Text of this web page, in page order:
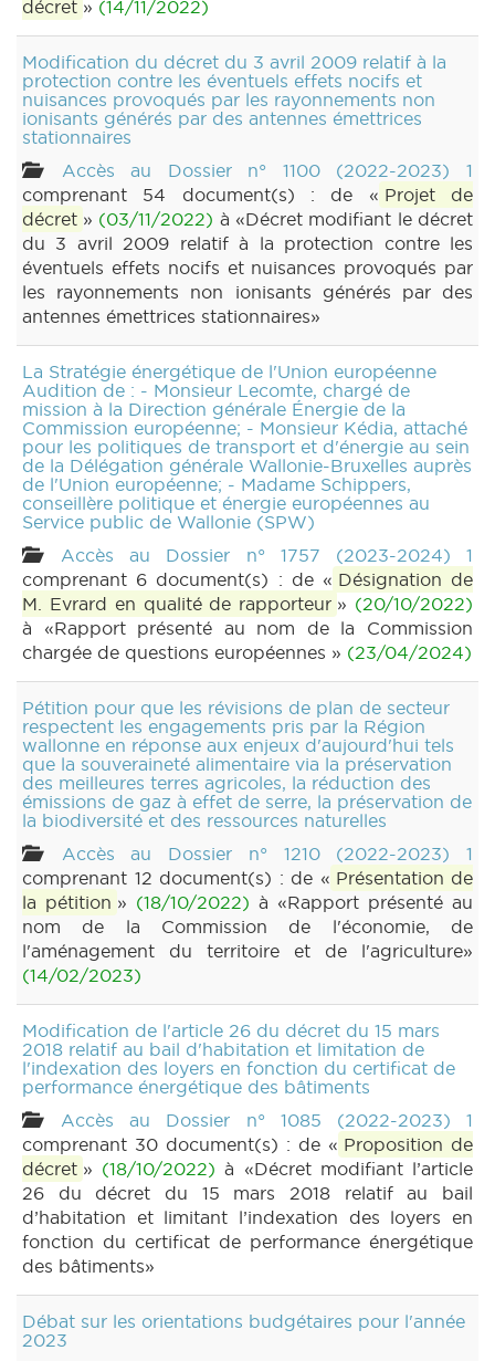
décret » (14/11/2022)
Modification du décret du 3 avril 2009 relatif à la
protection contre les éventuels effets nocifs et
nuisances provoqués par les rayonnements non
ionisants générés par des antennes émettrices
stationnaires
Accès au Dossier n° 1100 (2022-2023) 1
comprenant 54 document(s) : de « Projet de
décret » (03/11/2022) à «Décret modifiant le décret
du 3 avril 2009 relatif à la protection contre les
éventuels effets nocifs et nuisances provoqués par
les rayonnements non ionisants générés par des
antennes émettrices stationnaires»
La Stratégie énergétique de l'Union européenne
Audition de : - Monsieur Lecomte, chargé de
mission à la Direction générale Énergie de la
Commission européenne; - Monsieur Kédia, attaché
pour les politiques de transport et d'énergie au sein
de la Délégation générale Wallonie-Bruxelles auprès
de l'Union européenne; - Madame Schippers,
conseillère politique et énergie européennes au
Service public de Wallonie (SPW)
Accès au Dossier n° 1757 (2023-2024) 1
comprenant 6 document(s) : de « Désignation de
M. Evrard en qualité de rapporteur » (20/10/2022)
à «Rapport présenté au nom de la Commission
chargée de questions européennes » (23/04/2024)
Pétition pour que les révisions de plan de secteur
respectent les engagements pris par la Région
wallonne en réponse aux enjeux d'aujourd'hui tels
que la souveraineté alimentaire via la préservation
des meilleures terres agricoles, la réduction des
émissions de gaz à effet de serre, la préservation de
la biodiversité et des ressources naturelles
Accès au Dossier n° 1210 (2022-2023) 1
comprenant 12 document(s) : de « Présentation de
la pétition » (18/10/2022) à «Rapport présenté au
nom de la Commission de l'économie, de
l'aménagement du territoire et de l'agriculture»
(14/02/2023)
Modification de l'article 26 du décret du 15 mars
2018 relatif au bail d'habitation et limitation de
l'indexation des loyers en fonction du certificat de
performance énergétique des bâtiments
Accès au Dossier n° 1085 (2022-2023) 1
comprenant 30 document(s) : de « Proposition de
décret » (18/10/2022) à «Décret modifiant l’article
26 du décret du 15 mars 2018 relatif au bail
d’habitation et limitant l’indexation des loyers en
fonction du certificat de performance énergétique
des bâtiments»
Débat sur les orientations budgétaires pour l'année
2023